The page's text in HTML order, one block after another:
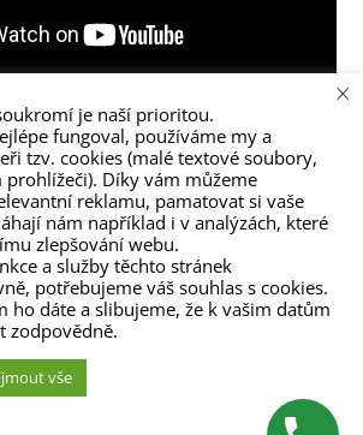
2023
je naší prioritou.
fungoval, používáme my a
tzv. cookies (malé textové soubory,
prohlížeči). Díky vám můžeme
reklamu, pamatovat si vaše
nám například i v analýzách, které
zlepšování webu.
a služby těchto stránek
potřebujeme váš souhlas s cookies.
ho dáte a slibujeme, že k vašim datům
zodpovědně.
vše
×